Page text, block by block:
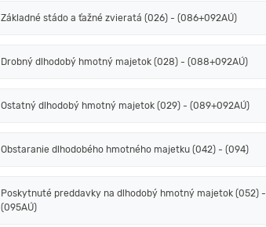
Základné stádo a ťažné zvieratá (026) - (086+092AÚ)
Drobný dlhodobý hmotný majetok (028) - (088+092AÚ)
Ostatný dlhodobý hmotný majetok (029) - (089+092AÚ)
Obstaranie dlhodobého hmotného majetku (042) - (094)
Poskytnuté preddavky na dlhodobý hmotný majetok (052) -
(095AÚ)